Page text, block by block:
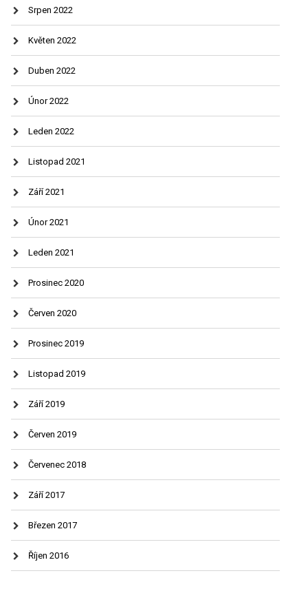
Srpen 2022
Květen 2022
Duben 2022
Únor 2022
Leden 2022
Listopad 2021
Září 2021
Únor 2021
Leden 2021
Prosinec 2020
Červen 2020
Prosinec 2019
Listopad 2019
Září 2019
Červen 2019
Červenec 2018
Září 2017
Březen 2017
Říjen 2016